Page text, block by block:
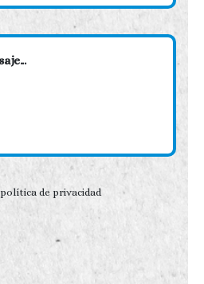
política de privacidad